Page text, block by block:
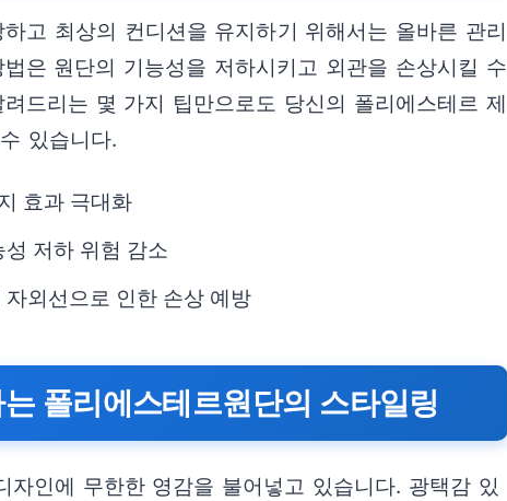
고 최상의 컨디션을 유지하기 위해서는 올바른 관리
은 원단의 기능성을 저하시키고 외관을 손상시킬 수
드리는 몇 가지 팁만으로도 당신의 폴리에스테르 제
있습니다.
효과 극대화
저하 위험 감소
외선으로 인한 손상 예방
폴리에스테르원단의 스타일링
자인에 무한한 영감을 불어넣고 있습니다. 광택감 있